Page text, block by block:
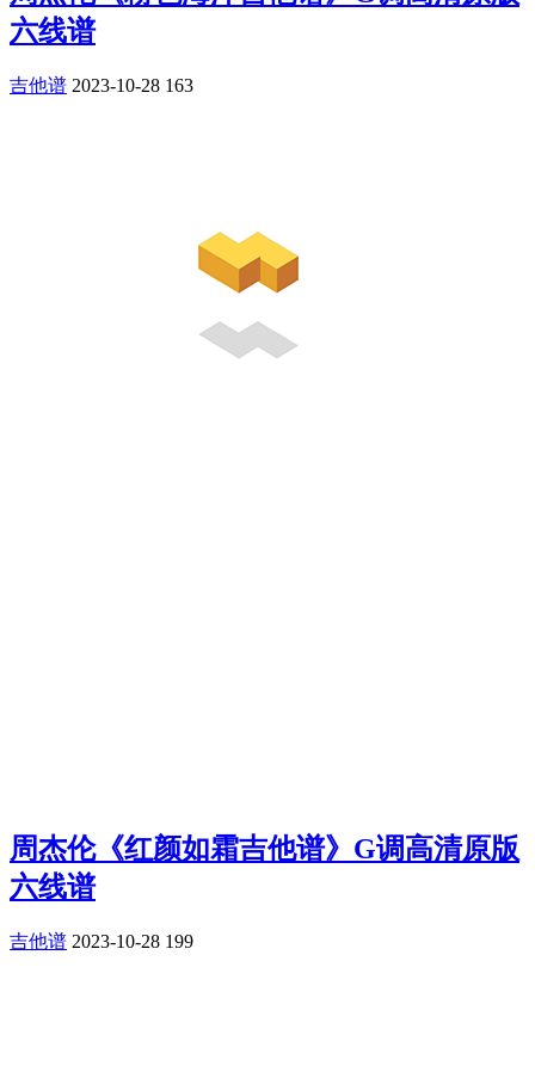
六线谱
吉他谱 2023-10-28 163
周杰伦《红颜如霜吉他谱》G调高清原版
六线谱
吉他谱 2023-10-28 199